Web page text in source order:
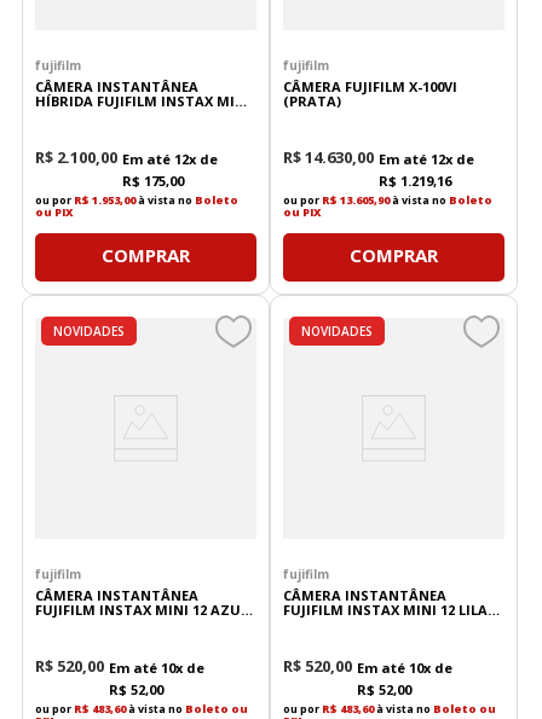
fujifilm
CÂMERA INSTANTÂNEA
HÍBRIDA FUJIFILM INSTAX MINI
EVO (MARROM)
R$ 2.100 00 Em até 12x de
R$ 175,00
ou por R$ 1.953,00à vista no Boleto
ou PIX
COMPRAR
fujifilm
CÂMERA FUJIFILM X-100VI
(PRATA)
R$14.630 00 Em até 12x de
R$ 1.219,16
ou por R$ 13.605,90à vista no Boleto
ou PIX
COMPRAR
NOVIDADES
fujifilm
CÂMERA INSTANTÂNEA
FUJIFILM INSTAX MINI 12 AZUL
PASTEL
R$ 520 00 Em até 10x de
R$ 52,00
ou por R$ 483,60à vista no Boleto ou
NOVIDADES
fujifilm
CÂMERA INSTANTÂNEA
FUJIFILM INSTAX MINI 12 LILAS
CANDY
R$ 520 00 Em até 10x de
R$ 52,00
ou por R$ 483,60à vista no Boleto ou